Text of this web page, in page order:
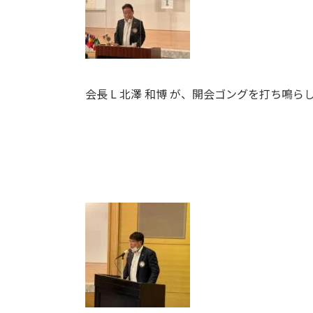
会長 L 北澤 和博 が、開会ゴングを打ち鳴ら